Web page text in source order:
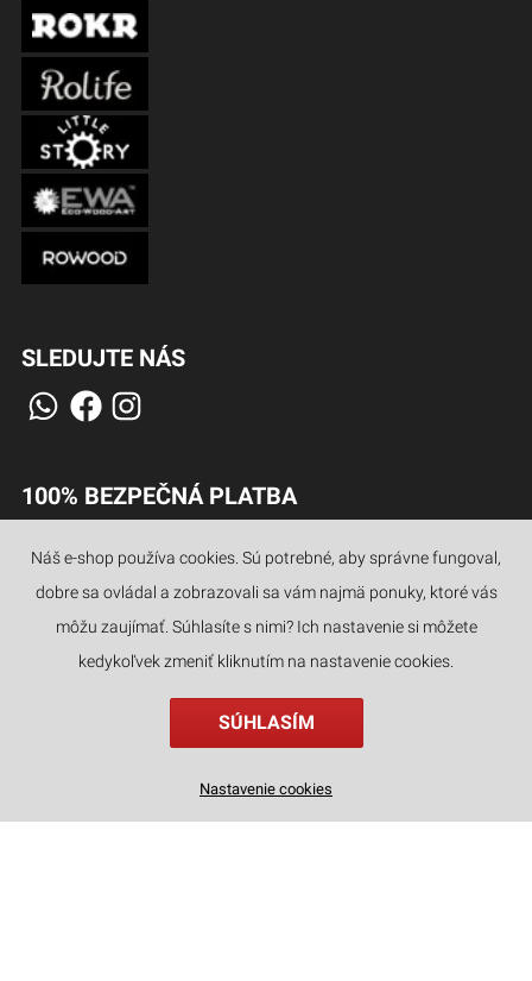
SLEDUJTE NÁS
100% BEZPEČNÁ PLATBA
JAZYKY
Náš e-shop používa cookies. Sú potrebné, aby správne fungoval,
dobre sa ovládal a zobrazovali sa vám najmä ponuky, ktoré vás
môžu zaujímať. Súhlasíte s nimi? Ich nastavenie si môžete
kedykoľvek zmeniť kliknutím na nastavenie cookies.
SÚHLASÍM
Nastavenie cookies